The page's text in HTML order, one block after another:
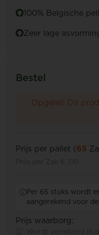
100% Belgische
Zeer lage
Bestel
Opgelet! Dit
Prijs per pallet (65
Per 65 stuks wordt
aangerekend voor
Prijs waarborg: